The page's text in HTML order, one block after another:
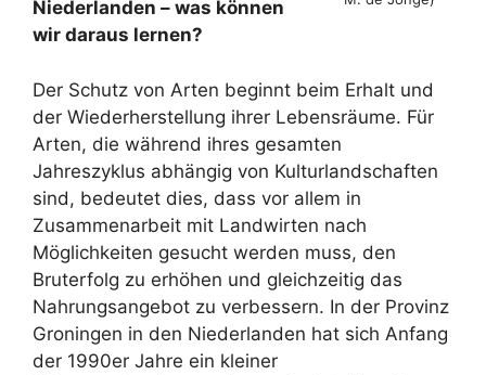
Niederlanden – was können
wir daraus lernen?
Der Schutz von Arten beginnt beim Erhalt und
der Wiederherstellung ihrer Lebensräume. Für
Arten, die während ihres gesamten
Jahreszyklus abhängig von Kulturlandschaften
sind, bedeutet dies, dass vor allem in
Zusammenarbeit mit Landwirten nach
Möglichkeiten gesucht werden muss, den
Bruterfolg zu erhöhen und gleichzeitig das
Nahrungsangebot zu verbessern. In der Provinz
Groningen in den Niederlanden hat sich Anfang
der 1990er Jahre ein kleiner